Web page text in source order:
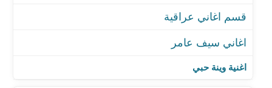
اغنية وينة حبي
اغنية وينة حبي
اغنية شي خيالي
اغنية مصلحجية